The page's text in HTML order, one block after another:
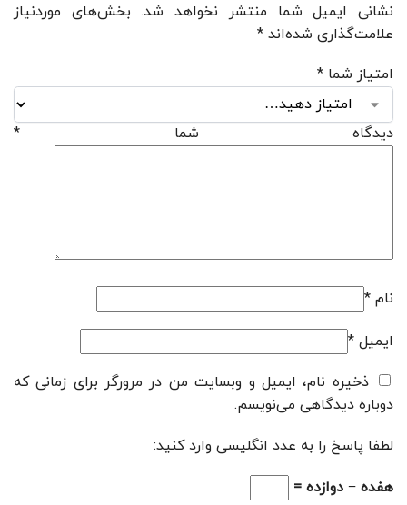
نشانی ایمیل شما منتشر نخواهد شد. بخش‌های موردنیاز
علامت‌گذاری شده‌اند *
امتیاز شما *
دیدگاه شما *
نام *
ایمیل *
ذخیره نام، ایمیل و وبسایت من در مرورگر برای زمانی که
دوباره دیدگاهی می‌نویسم.
لطفا پاسخ را به عدد انگلیسی وارد کنید:
هفده − دوازده =